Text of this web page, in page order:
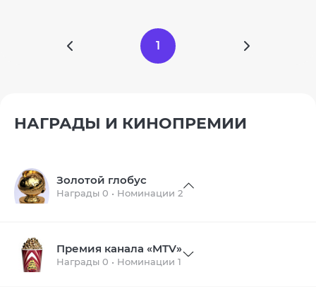
1
НАГРАДЫ И КИНОПРЕМИИ
Золотой глобус
Награды 0 • Номинации 2
Премия канала «MTV»
Награды 0 • Номинации 1